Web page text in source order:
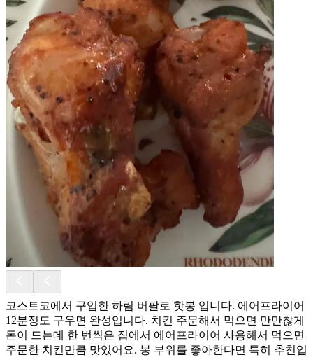
코스트코에서 구입한 하림 버팔로 핫봉 입니다. 에어프라이어
12분정도 구우면 완성입니다. 치킨 주문해서 먹으면 만만찮게
돈이 드는데 한 번씩은 집에서 에어프라이어 사용해서 먹으면
주문한 치킨만큼 맛있어요. 봉 부위를 좋아한다면 특히 추천입